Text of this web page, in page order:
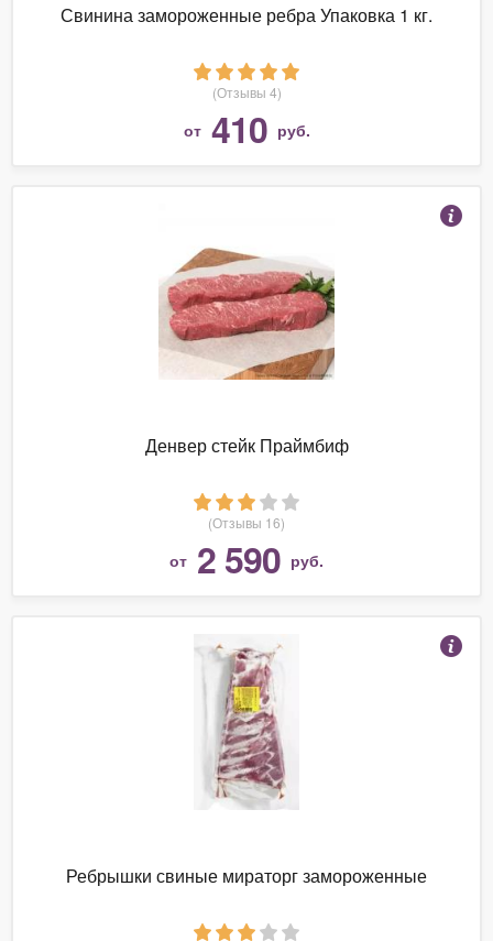
Свинина замороженные ребра Упаковка 1 кг.
(Отзывы 4)
от 410 руб.
Денвер стейк Праймбиф
(Отзывы 16)
от 2 590 руб.
Ребрышки свиные мираторг замороженные